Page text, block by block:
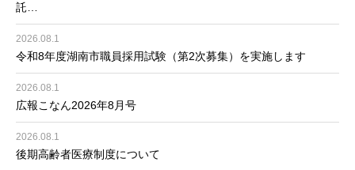
託…
2026.08.1
令和8年度湖南市職員採用試験（第2次募集）を実施します
2026.08.1
広報こなん2026年8月号
2026.08.1
後期高齢者医療制度について